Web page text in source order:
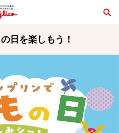
日を楽しもう！